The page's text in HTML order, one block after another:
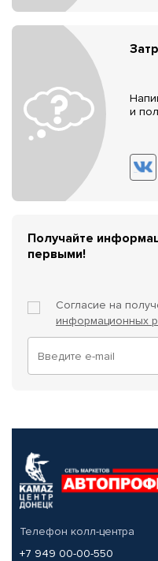
и
Получайте
первыми!
Согласие на
информационных
Телефон колл-центра
+7 949 00-00-550